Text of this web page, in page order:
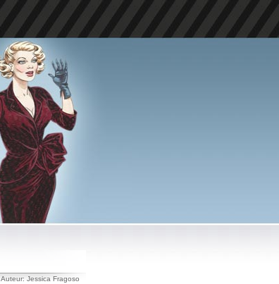
Auteur: Jessica Fragoso